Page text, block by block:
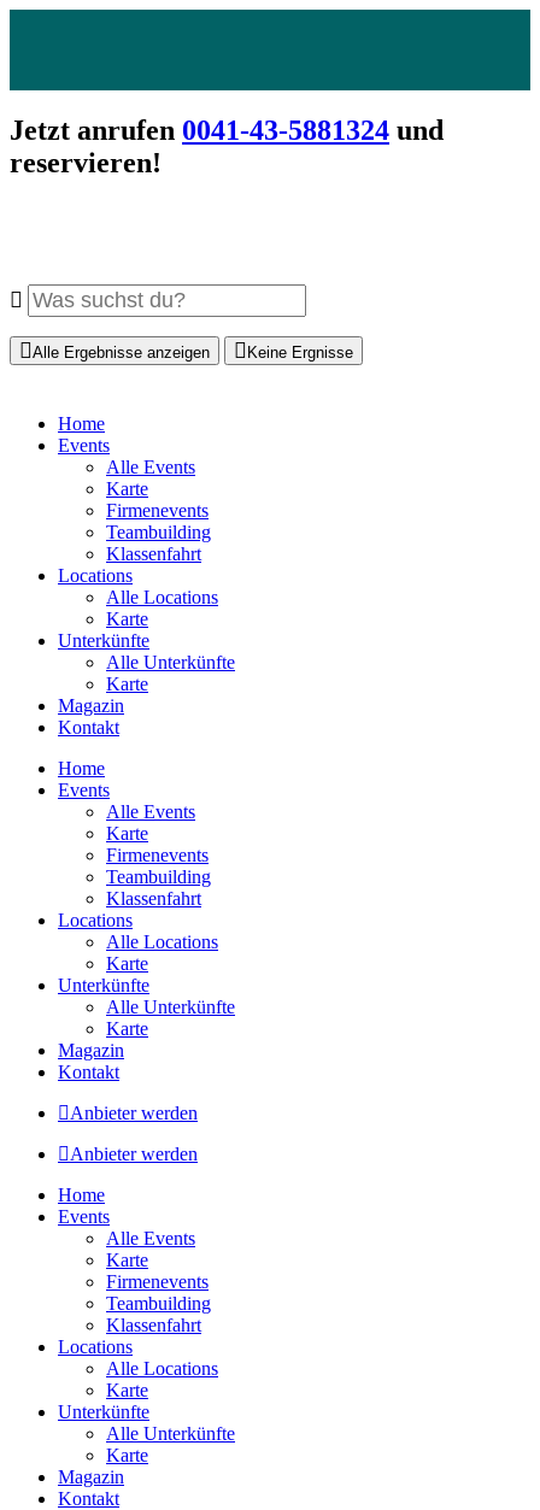
Jetzt anrufen 0041-43-5881324 und
reservieren!
Alle Ergebnisse anzeigen Keine Ergnisse
Home
Events
Alle Events
Karte
Firmenevents
Teambuilding
Klassenfahrt
Locations
Alle Locations
Karte
Unterkünfte
Alle Unterkünfte
Karte
Magazin
Kontakt
Home
Events
Alle Events
Karte
Firmenevents
Teambuilding
Klassenfahrt
Locations
Alle Locations
Karte
Unterkünfte
Alle Unterkünfte
Karte
Magazin
Kontakt
Anbieter werden
Anbieter werden
Home
Events
Alle Events
Karte
Firmenevents
Teambuilding
Klassenfahrt
Locations
Alle Locations
Karte
Unterkünfte
Alle Unterkünfte
Karte
Magazin
Kontakt